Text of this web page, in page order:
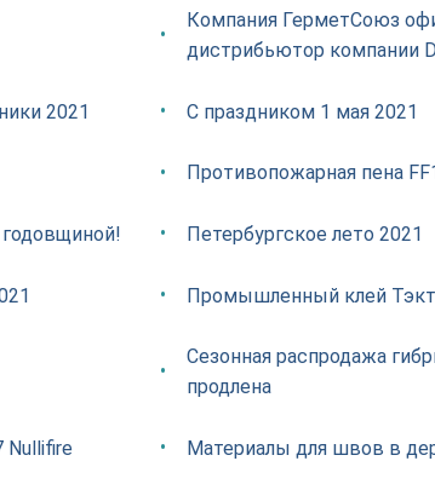
Компания ГерметСоюз
дистрибьютор компании
2021 С праздником 1 мая 2021
Противопожарная пена
Петербургское лето 2021
Промышленный клей
Сезонная распродажа
продлена
Nullifire Материалы для швов в